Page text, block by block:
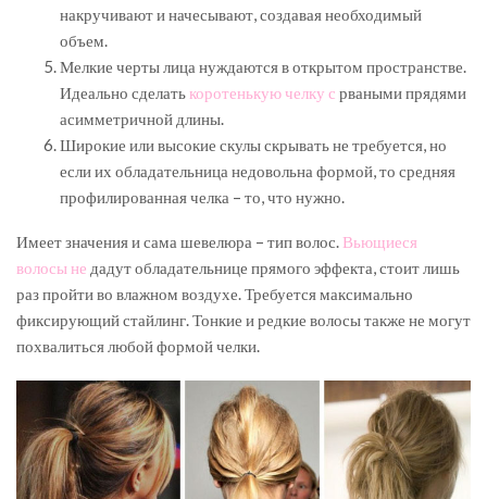
накручивают и начесывают, создавая необходимый
объем.
Мелкие черты лица нуждаются в открытом пространстве.
Идеально сделатькоротенькую челку с рваными прядями
асимметричной длины.
Широкие или высокие скулы скрывать не требуется, но
если их обладательница недовольна формой, то средняя
профилированная челка – то, что нужно.
Имеет значения и сама шевелюра – тип волос. Вьющиеся
волосы не дадут обладательнице прямого эффекта, стоит лишь
раз пройти во влажном воздухе. Требуется максимально
фиксирующий стайлинг. Тонкие и редкие волосы также не могут
похвалиться любой формой челки.